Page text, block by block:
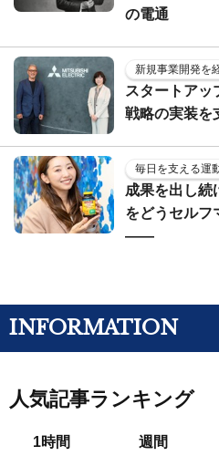
の電通
新規事業開発を
スタートアッ
戦略の実装を
毎日を支える運
成果を出し続
をどうセルフ
——
INFORMATION
人気記事ランキング
1時間 週間